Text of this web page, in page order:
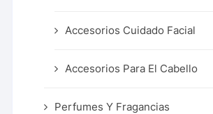
Accesorios Cuidado Facial
Accesorios Para El Cabello
Perfumes Y Fragancias